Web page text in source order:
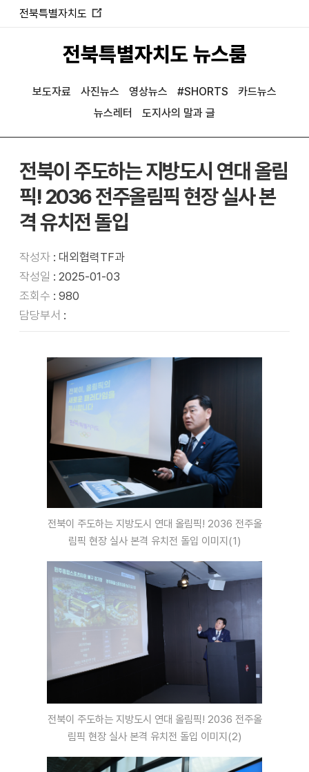
전북특별자치도
열
림
전북특별자치도 뉴스룸
보도자료 사진뉴스 영상뉴스 #SHORTS
카드뉴스
뉴스레터
도지사의 말과 글
전북이 주도하는 지방도시 연대 올림
픽! 2036 전주올림픽 현장 실사 본
격 유치전 돌입
작성자 : 대외협력TF과
작성일 : 2025-01-03
조회수 : 980
담당부서 :
전북이 주도하는 지방도시 연대 올림픽! 2036 전주올
림픽 현장 실사 본격 유치전 돌입 이미지(1)
전북이 주도하는 지방도시 연대 올림픽! 2036 전주올
림픽 현장 실사 본격 유치전 돌입 이미지(2)